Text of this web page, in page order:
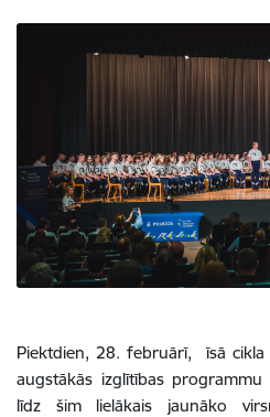
Piektdien, 28. februārī, īsā
augstākās izglītības programmu
līdz šim lielākais jaunāko